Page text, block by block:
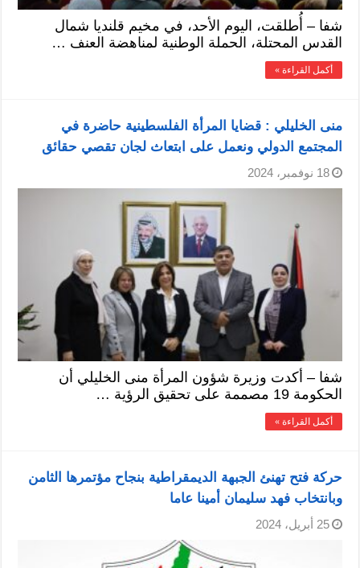
شفا – أُطلقت، اليوم الأحد، في مخيم قلنديا شمال
القدس المحتلة، الحملة الوطنية لمناهضة العنف …
أكمل القراءة »
منى الخليلي : قضايا المرأة الفلسطينية حاضرة في
المجتمع الدولي ونعمل على ابتعاث لجان تقصي حقائق
18 نوفمبر، 2024
شفا – أكدت وزيرة شؤون المرأة منى الخليلي أن
الحكومة 19 مصممة على تحقيق الرؤية …
أكمل القراءة »
حركة فتح تهنئ الجبهة الديمقراطية بنجاح مؤتمرها الثامن
وبانتخاب فهد سليمان أمينا عاما
25 أبريل، 2024